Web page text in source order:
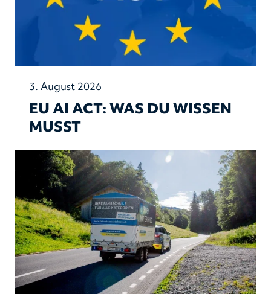
3. August 2026
EU AI ACT: WAS DU WISSEN
MUSST